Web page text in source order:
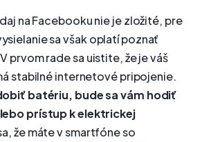
na Facebooku nie je zložité, pre
sa však oplatí poznať
prvom rade sa uistite, že je váš
stabilné internetové pripojenie.
batériu, bude sa vám hodiť
prístup k elektrickej
že máte v smartfóne so